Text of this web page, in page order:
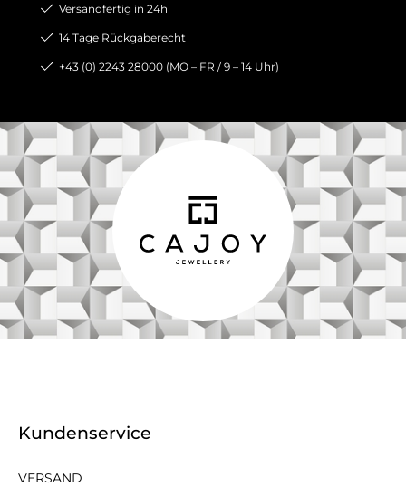
Versandfertig in 24h
14 Tage Rückgaberecht
+43 (0) 2243 28000 (MO – FR / 9 – 14 Uhr)
Kundenservice
VERSAND